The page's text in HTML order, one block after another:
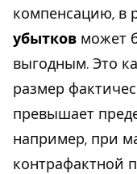
компенсацию, в
убытков может
выгодным. Это
размер
превышает
например, при
контрафактной